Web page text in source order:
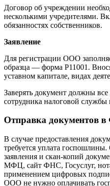
Договор об учреждении
несколькими учредителями.
обязанностях собственников.
Заявление
Для регистрации ООО
образца — форма Р11001.
уставном капитале, видах
Заверять документ должны
сотрудника налоговой службы
Отправка документов
В случае предоставления
требуется уплата
заявления и скан-копий
МФЦ, сайт ФНС, Госуслуг,
применением цифровых
ООО не нужно оплачивать